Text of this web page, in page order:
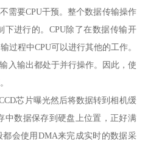
需要CPU干预。整个数据传输操作
进行的。CPU除了在数据传输开
过程中CPU可以进行其他的工作。
入输出都处于并行操作。因此，使
芯片曝光然后将数据转到相机缓
中数据保存到硬盘上位置，正好满
会使用DMA来完成实时的数据采